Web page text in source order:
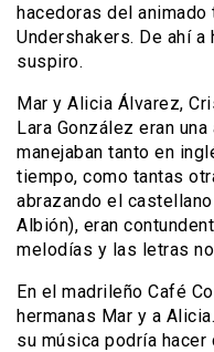
hacedoras del
Undershakers. De ahí
suspiro.
Mar y Alicia Álvarez,
Lara González eran
manejaban tanto en
tiempo, como tantas
abrazando el
Albión), eran
melodías y las letras
En el madrileño Café
hermanas Mar y a
su música podría hacer